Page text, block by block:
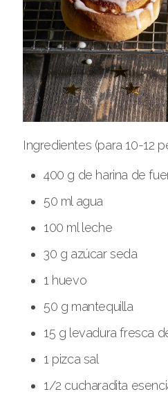
Ingredientes (para 10-12
400 g de harina de
50 ml agua
100 ml leche
30 g azúcar seda
1 huevo
50 g mantequilla
15 g levadura fresca
1 pizca sal
1/2 cucharadita